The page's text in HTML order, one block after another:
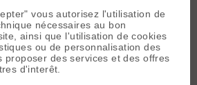
D noire(loloag le 29.01.2025 à 19:10)
goulotte à Casserousse.
au printemps(loloag le
vous autorisez l'utilisation de
nécessaires au bon
ainsi que l'utilisation de cookies
ou de personnalisation des
proposer des services et des offres
d'interêt.